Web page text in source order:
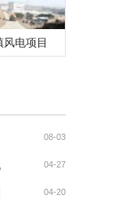
风电项目
08-03
04-27
04-20